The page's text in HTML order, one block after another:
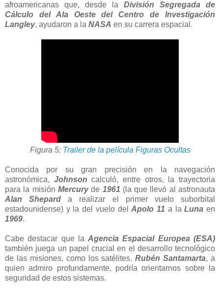
afroamericanas que, desde la División Segregada de
Cálculo del Ala Oeste del Centro de Investigación
Langley, ayudaron a la NASA en su carrera espacial.
Figura 5: Trailer de la película Figuras Ocultas
Conocida por su gran precisión en la navegación
astronómica, Johnson calculó, entre otros, la trayectoria
para la misión Mercuryde 1961 (la que llevó al astronauta
Alan Shepard a realizar el primer vuelo suborbital
estadounidense) y la del vuelo delApolo 11 a laLuna en
1969.
Cabe destacar que laAgencia Espacial Europea (ESA)
también juega un papel crucial en el desarrollo tecnológico
de las misiones, como los satélites.Rubén Santamarta, a
quien admiro profundamente, podría orientarnos sobre la
seguridad de estos sistemas.